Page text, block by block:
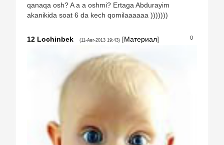
qanaqa osh? A a a oshmi? Ertaga Abdurayim
akanikida soat 6 da kech qomilaaaaaa )))))))
0
12 Lochinbek (11-Авг-2013 19:43) [Материал]